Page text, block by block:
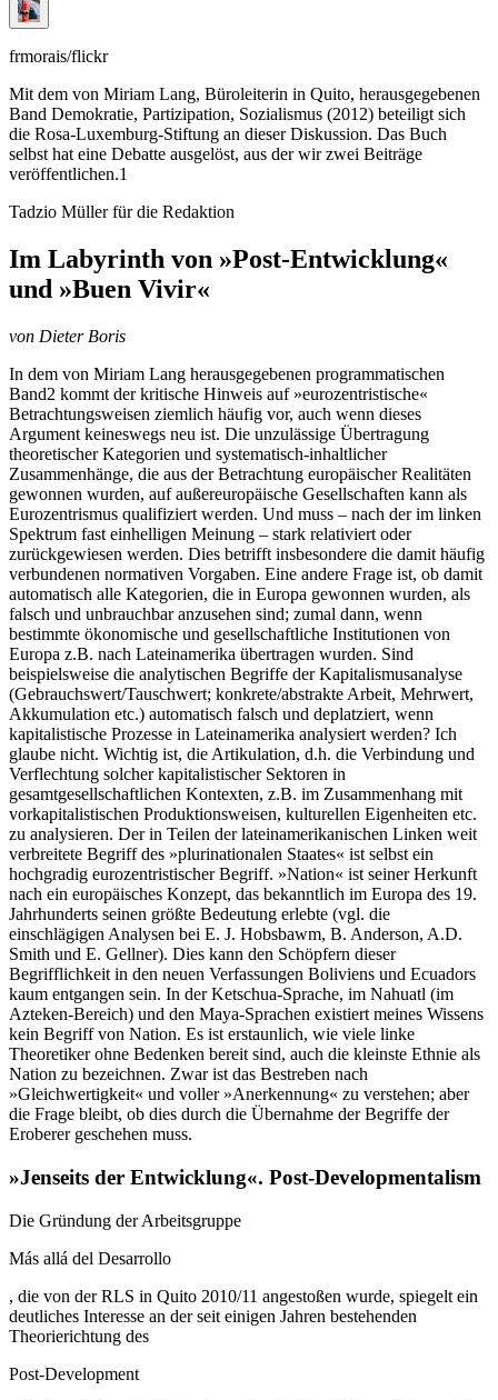
frmorais/flickr
Mit dem von Miriam Lang, Büroleiterin in Quito, herausgegebenen
Band Demokratie, Partizipation, Sozialismus (2012) beteiligt sich
die Rosa-Luxemburg-Stiftung an dieser Diskussion. Das Buch
selbst hat eine Debatte ausgelöst, aus der wir zwei Beiträge
veröffentlichen.1
Tadzio Müller für die Redaktion
Im Labyrinth von »Post-Entwicklung«
und »Buen Vivir«
von Dieter Boris
In dem von Miriam Lang herausgegebenen programmatischen
Band2 kommt der kritische Hinweis auf »eurozentristische«
Betrachtungsweisen ziemlich häufig vor, auch wenn dieses
Argument keineswegs neu ist. Die unzulässige Übertragung
theoretischer Kategorien und systematisch-inhaltlicher
Zusammenhänge, die aus der Betrachtung europäischer Realitäten
gewonnen wurden, auf außereuropäische Gesellschaften kann als
Eurozentrismus qualifiziert werden. Und muss – nach der im linken
Spektrum fast einhelligen Meinung – stark relativiert oder
zurückgewiesen werden. Dies betrifft insbesondere die damit häufig
verbundenen normativen Vorgaben. Eine andere Frage ist, ob damit
automatisch alle Kategorien, die in Europa gewonnen wurden, als
falsch und unbrauchbar anzusehen sind; zumal dann, wenn
bestimmte ökonomische und gesellschaftliche Institutionen von
Europa z.B. nach Lateinamerika übertragen wurden. Sind
beispielsweise die analytischen Begriffe der Kapitalismusanalyse
(Gebrauchswert/Tauschwert; konkrete/abstrakte Arbeit, Mehrwert,
Akkumulation etc.) automatisch falsch und deplatziert, wenn
kapitalistische Prozesse in Lateinamerika analysiert werden? Ich
glaube nicht. Wichtig ist, die Artikulation, d.h. die Verbindung und
Verflechtung solcher kapitalistischer Sektoren in
gesamtgesellschaftlichen Kontexten, z.B. im Zusammenhang mit
vorkapitalistischen Produktionsweisen, kulturellen Eigenheiten etc.
zu analysieren. Der in Teilen der lateinamerikanischen Linken weit
verbreitete Begriff des »plurinationalen Staates« ist selbst ein
hochgradig eurozentristischer Begriff. »Nation« ist seiner Herkunft
nach ein europäisches Konzept, das bekanntlich im Europa des 19.
Jahrhunderts seinen größte Bedeutung erlebte (vgl. die
einschlägigen Analysen bei E. J. Hobsbawm, B. Anderson, A.D.
Smith und E. Gellner). Dies kann den Schöpfern dieser
Begrifflichkeit in den neuen Verfassungen Boliviens und Ecuadors
kaum entgangen sein. In der Ketschua-Sprache, im Nahuatl (im
Azteken-Bereich) und den Maya-Sprachen existiert meines Wissens
kein Begriff von Nation. Es ist erstaunlich, wie viele linke
Theoretiker ohne Bedenken bereit sind, auch die kleinste Ethnie als
Nation zu bezeichnen. Zwar ist das Bestreben nach
»Gleichwertigkeit« und voller »Anerkennung« zu verstehen; aber
die Frage bleibt, ob dies durch die Übernahme der Begriffe der
Eroberer geschehen muss.
»Jenseits der Entwicklung«. Post-Developmentalism
Die Gründung der Arbeitsgruppe
Más allá del Desarrollo
, die von der RLS in Quito 2010/11 angestoßen wurde, spiegelt ein
deutliches Interesse an der seit einigen Jahren bestehenden
Theorierichtung des
Post-Development